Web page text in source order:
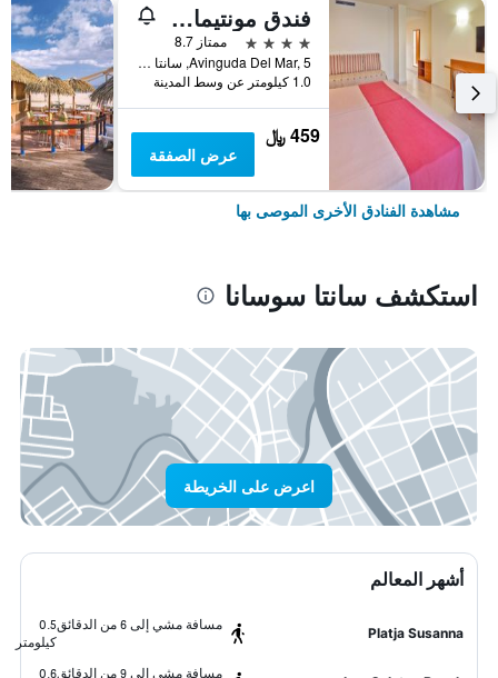
فندق مونتيمار ماريتيم
4 نجوم
ممتاز 8.7
Avinguda Del Mar, 5, سانتا سوسانا, كاتالونيا, أسبانيا
1.0 كيلومتر عن وسط المدينة
459 ﷼
عرض الصفقة
مشاهدة الفنادق الأخرى الموصى بها
استكشف سانتا سوسانا
اعرض على الخريطة
أشهر المعالم
Platja Susanna
مسافة مشي إلى 6 من الدقائق
0.5
كيلومتر
مسافة مشي إلى 9 من الدقائق
0.6